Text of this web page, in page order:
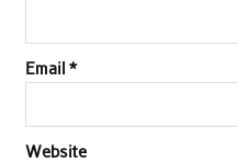
Email *
Website